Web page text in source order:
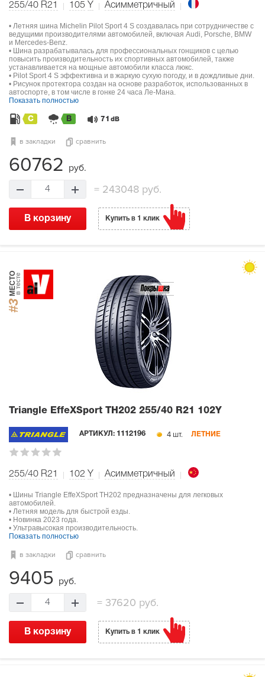
255/40 R21 105 Y Асимметричный
• Летняя шина Michelin Pilot Sport 4 S создавалась при сотрудничестве с
ведущими производителями автомобилей, включая Audi, Porsche, BMW
и Mercedes-Benz.
• Шина разрабатывалась для профессиональных гонщиков с целью
повысить производительность их спортивных автомобилей, также
устанавливается на мощные автомобили класса люкс.
• Pilot Sport 4 S эффективна и в жаркую сухую погоду, и в дождливые дни.
• Рисунок протектора создан на основе разработок, использованных в
автоспорте, в том числе в гонке 24 часа Ле-Мана.
Показать полностью
C B 71 dB
в закладки сравнить
60762 руб.
4 =243048 руб.
В корзину Купить в 1 клик
#3
МЕСТОв тесте
Triangle EffeXSport TH202 255/40 R21 102Y
АРТИКУЛ: 1112196 4 шт. ЛЕТНИЕ
255/40 R21 102 Y Асимметричный
• Шины Triangle EffeXSport TH202 предназначены для легковых
автомобилей.
• Летняя модель для быстрой езды.
• Новинка 2023 года.
• Ультравысокая производительность.
Показать полностью
в закладки сравнить
9405 руб.
4 =37620 руб.
В корзину Купить в 1 клик